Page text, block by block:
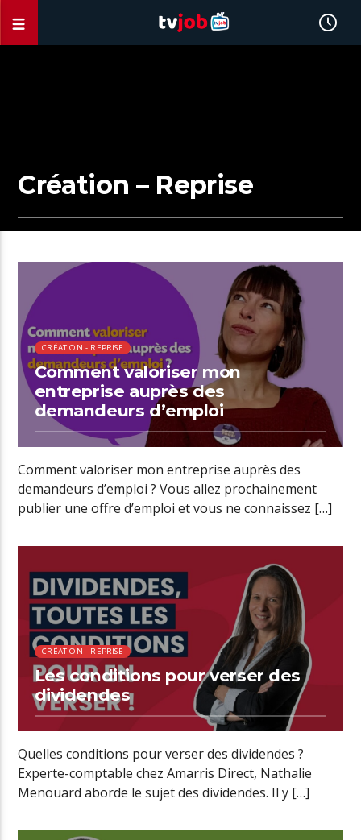
Création – Reprise
00:35 READ TIME
CRÉATION - REPRISE
Comment valoriser mon
entreprise auprès des
demandeurs d’emploi
Comment valoriser mon entreprise auprès des
demandeurs d’emploi ? Vous allez prochainement
publier une offre d’emploi et vous ne connaissez […]
00:34 READ TIME
CRÉATION - REPRISE
Les conditions pour verser des
dividendes
Quelles conditions pour verser des dividendes ?
Experte-comptable chez Amarris Direct, Nathalie
Menouard aborde le sujet des dividendes. Il y […]